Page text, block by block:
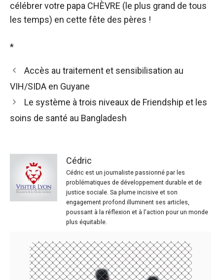
célébrer votre papa CHÈVRE (le plus grand de tous
les temps) en cette fête des pères !
*
Accès au traitement et sensibilisation au
VIH/SIDA en Guyane
Le système à trois niveaux de Friendship et les
soins de santé au Bangladesh
Cédric
Cédric est un journaliste passionné par les
problématiques de développement durable et de
justice sociale. Sa plume incisive et son
engagement profond illuminent ses articles,
poussant à la réflexion et à l'action pour un monde
plus équitable.